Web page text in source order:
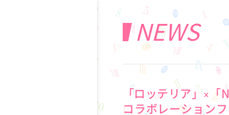
NEWS
「ロッテリア」×
コラボレーション